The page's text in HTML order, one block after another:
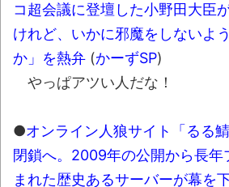
コ超会議に登壇した小野田大臣
けれど、いかに邪魔をしないよ
か」を熱弁 (かーずSP)
やっぱアツい人だな！
●オンライン人狼サイト「るる
閉鎖へ。2009年の公開から長年
まれた歴史あるサーバーが幕を